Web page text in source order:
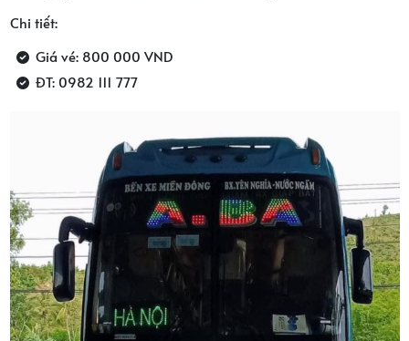
Chi tiết:
Giá vé: 800 000 VND
ĐT: 0982 111 777